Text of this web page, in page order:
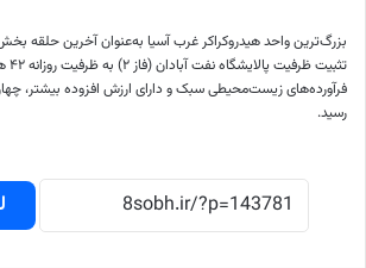
بزرگ‌ترین واحد هیدروکراکر غرب آسیا به‌عنوان آخرین
فرآورده‌های زیست‌محیطی سبک و دارای ارزش افزوده بیشتر،
رسید.